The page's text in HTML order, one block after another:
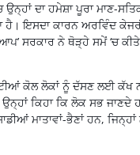
ਦਾ ਹਮੇਸ਼ਾ ਪੂਰਾ ਮਾਣ-
ਇਸਦਾ ਕਾਰਨ ਅਰਵਿੰਦ
ਸਰਕਾਰ ਨੇ ਥੋੜ੍ਹੇ ਸਮੇਂ ‘ਚ
ਕੋਲ ਲੋਕਾਂ ਨੂੰ ਦੱਸਣ ਲਈ ਕੱਖ
ਕਿਹਾ ਕਿ ਲੋਕ ਸਭ ਜਾਣਦੇ
ਮਾਤਾਵਾਂ-ਭੈਣਾਂ ਹਨ,